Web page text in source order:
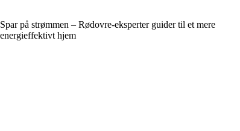
Spar på strømmen – Rødovre-eksperter guider til et mere
energieffektivt hjem